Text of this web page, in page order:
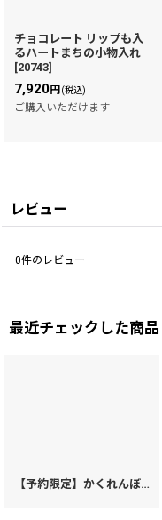
チョコレート リップも入
るハートまちの小物入れ
[20743]
7,920円(税込)
ご購入いただけます
レビュー
0件のレビュー
最近チェックした商品
【予約限定】かくれんぼ猫 両面文庫革のパスカードホルダー［t］